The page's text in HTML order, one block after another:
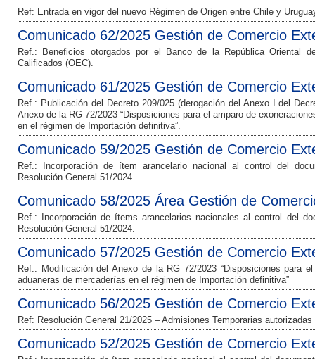
Ref: Entrada en vigor del nuevo Régimen de Origen entre Chile y
Comunicado 62/2025 Gestión de Comercio
Ref.: Beneficios otorgados por el Banco de la República Oriental
Calificados (OEC).
Comunicado 61/2025 Gestión de Comercio
Ref.: Publicación del Decreto 209/025 (derogación del Anexo I del
Anexo de la RG 72/2023 “Disposiciones para el amparo de
en el régimen de Importación definitiva”.
Comunicado 59/2025 Gestión de Comercio
Ref.: Incorporación de ítem arancelario nacional al control del
Resolución General 51/2024.
Comunicado 58/2025 Área Gestión de
Ref.: Incorporación de ítems arancelarios nacionales al control del
Resolución General 51/2024.
Comunicado 57/2025 Gestión de Comercio
Ref.: Modificación del Anexo de la RG 72/2023 “Disposiciones para
aduaneras de mercaderías en el régimen de Importación definitiva”
Comunicado 56/2025 Gestión de Comercio
Ref: Resolución General 21/2025 – Admisiones Temporarias
Comunicado 52/2025 Gestión de Comercio